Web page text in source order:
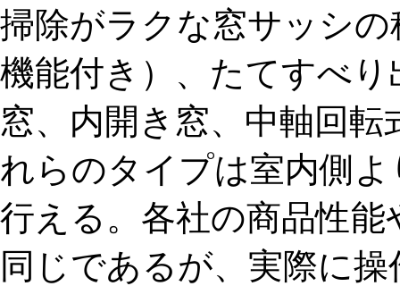
掃除がラクな窓サッシ
機能付き）、たてすべ
窓、内開き窓、中軸回
れらのタイプは室内側
行える。各社の商品性
同じであるが、実際に